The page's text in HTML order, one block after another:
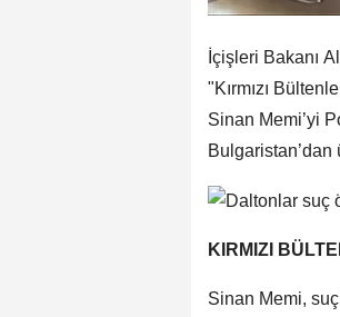
İçişleri Bakanı
"Kırmızı
Sinan Memi’yi
KIRMIZI
Sinan Memi,